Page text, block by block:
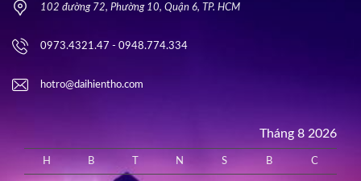
102 đường 72, Phường 10, Quận 6, TP. HCM
0973.4321.47 - 0948.774.334
hotro@daihientho.com
Tháng 8 2026
H B N S B C